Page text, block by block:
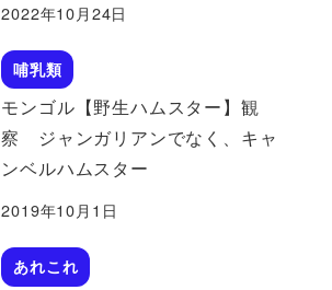
2022年10月24日
哺乳類
モンゴル【野生ハムスター】観
察 ジャンガリアンでなく、キャ
ンベルハムスター
2019年10月1日
あれこれ